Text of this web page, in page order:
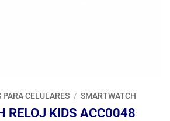
PARA CELULARES / SMARTWATCH
RELOJ KIDS ACC0048